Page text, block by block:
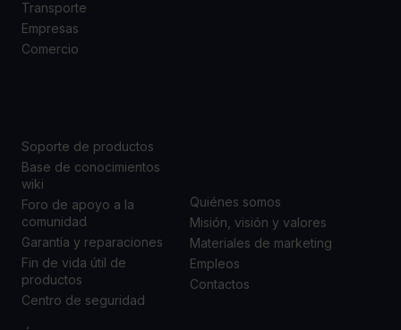
Transporte
Empresas
Comercio
Soporte de productos
Base de conocimientos
wiki
Foro de apoyo a la
comunidad
Garantía y reparaciones
Fin de vida útil de
productos
Centro de seguridad
Quiénes somos
Misión, visión y valores
Materiales de marketing
Empleos
Contactos